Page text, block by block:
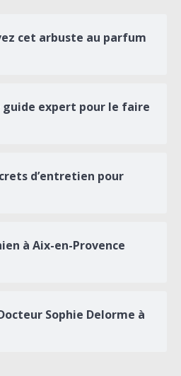
cet arbuste au parfum
guide expert pour le faire
d’entretien pour
à Aix-en-Provence
Sophie Delorme à